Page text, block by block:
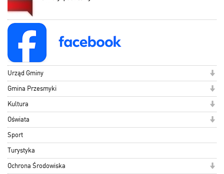
Urząd Gminy
Gmina Przesmyki
Kultura
Oświata
Sport
Turystyka
Ochrona Środowiska